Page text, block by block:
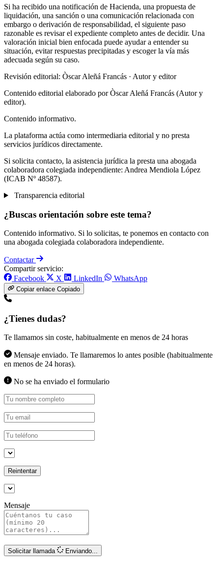
Si ha recibido una notificación de Hacienda, una propuesta de
liquidación, una sanción o una comunicación relacionada con
embargo o derivación de responsabilidad, el siguiente paso
razonable es revisar el expediente completo antes de decidir. Una
valoración inicial bien enfocada puede ayudar a entender su
situación, evitar respuestas precipitadas y escoger la vía más
adecuada según su caso.
Revisión editorial: Òscar Aleñá Francás · Autor y editor
Contenido editorial elaborado por Òscar Aleñá Francás (Autor y
editor).
Contenido informativo.
La plataforma actúa como intermediaria editorial y no presta
servicios jurídicos directamente.
Si solicita contacto, la asistencia jurídica la presta una abogada
colaboradora colegiada independiente: Andrea Mendiola López
(ICAB Nº 48587).
Transparencia editorial
¿Buscas orientación sobre este tema?
Contenido informativo. Si lo solicitas, te ponemos en contacto con
una abogada colegiada colaboradora independiente.
Contactar
Compartir servicio:
Facebook
X LinkedIn WhatsApp
Copiar enlace Copiado
¿Tienes dudas?
Te llamamos sin coste, habitualmente en menos de 24 horas
Mensaje enviado. Te llamaremos lo antes posible (habitualmente
en menos de 24 horas).
No se ha enviado el formulario
Reintentar
Mensaje
Solicitar llamada Enviando...